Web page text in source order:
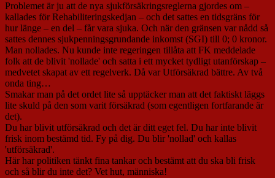
Problemet är ju att de nya sjukförsäkringsreglerna gjordes om –
kallades för Rehabiliteringskedjan – och det sattes en tidsgräns för
hur länge – en del – får vara sjuka. Och när den gränsen var nådd så
sattes dennes sjukpenningsgrundande inkomst (SGI) till 0; 0 kronor.
Man nollades. Nu kunde inte regeringen tillåta att FK meddelade
folk att de blivit 'nollade' och satta i ett mycket tydligt utanförskap –
medvetet skapat av ett regelverk. Då var Utförsäkrad bättre. Av två
onda ting…
Smakar man på det ordet lite så upptäcker man att det faktiskt läggs
lite skuld på den som varit försäkrad (som egentligen fortfarande är
det).
Du har blivit utförsäkrad och det är ditt eget fel. Du har inte blivit
frisk inom bestämd tid. Fy på dig. Du blir 'nollad' och kallas
'utförsäkrad'.
Här har politiken tänkt fina tankar och bestämt att du ska bli frisk
och så blir du inte det? Vet hut, människa!